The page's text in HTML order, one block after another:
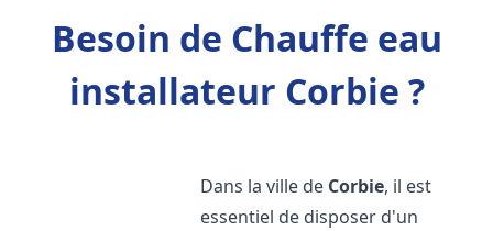
Besoin de Chauffe eau
installateur Corbie ?
Dans la ville de Corbie, il est
essentiel de disposer d'un